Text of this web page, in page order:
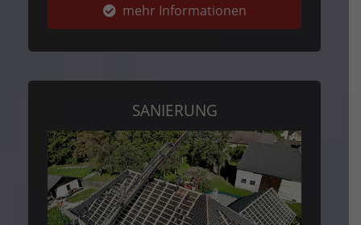
mehr Informationen
SANIERUNG